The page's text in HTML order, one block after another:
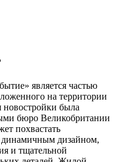
является частью
на территории
была
бюро Великобритании
похвастать
дизайном,
и тщательной